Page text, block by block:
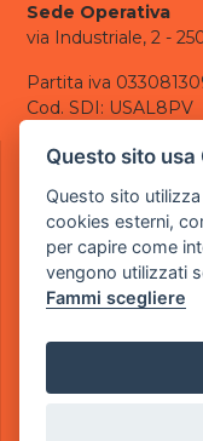
Sede Operativa
via Industriale, 2 -
Partita iva
Cod. SDI: USAL8PV
CONTATTI
tel.: +39 030 376
tel.: +39 030 336
pec:
LINK UTILI
Informazioni
Questo sito usa
Questo sito
cookies esterni,
per capire come
vengono utilizzati
Fammi scegliere